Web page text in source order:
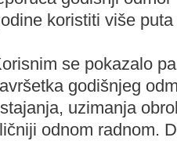
koristiti više
se pokazalo
godišnjeg
uzimanja
odnom radnom.